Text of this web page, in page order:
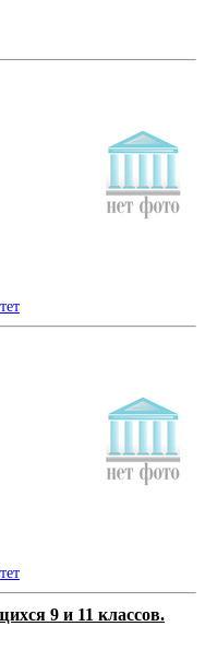
9 и 11 классов.